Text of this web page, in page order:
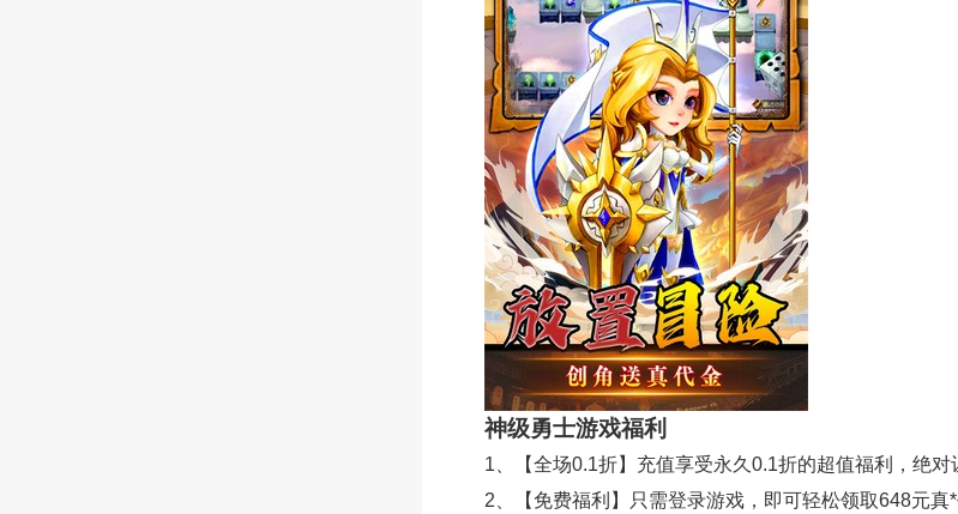
神级勇士游戏福利
1、【全场0.1折】充值享受永久0.1折的超值福利，绝对
2、【免费福利】只需登录游戏，即可轻松领取648元真